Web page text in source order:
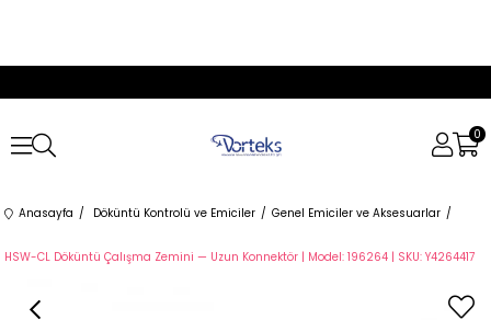
0
Anasayfa Döküntü Kontrolü ve Emiciler Genel Emiciler ve Aksesuarlar
HSW-CL Döküntü Çalışma Zemini — Uzun Konnektör | Model: 196264 | SKU: Y4264417